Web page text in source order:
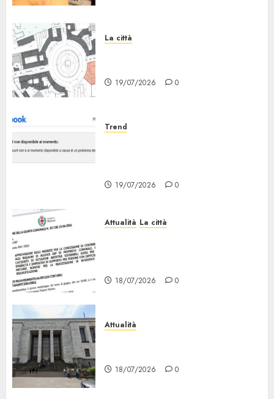
La città
19/07/2026 0
Trend
19/07/2026 0
Attualità La città
18/07/2026 0
Attualità
18/07/2026 0